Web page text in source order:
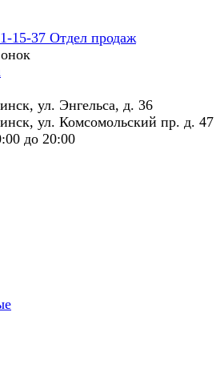
15-37 Отдел продаж
ул. Энгельса, д. 36
ул. Комсомольский пр. д. 47
до 20:00